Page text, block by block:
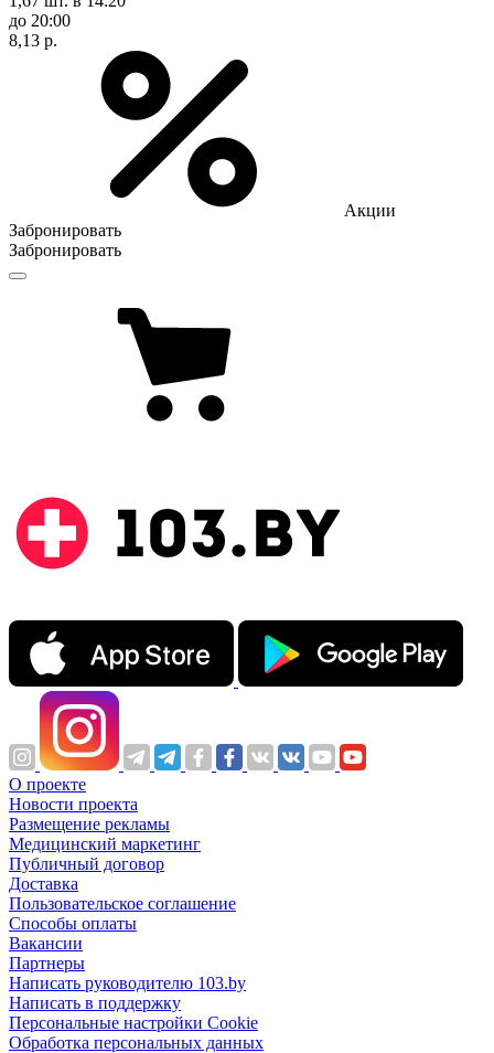
до 20:00
8,13 р.
Акции
Забронировать
Забронировать
О проекте
Новости проекта
Размещение рекламы
Медицинский маркетинг
Публичный договор
Доставка
Пользовательское соглашение
Способы оплаты
Вакансии
Партнеры
Написать руководителю 103.by
Написать в поддержку
Персональные настройки Cookie
Обработка персональных данных